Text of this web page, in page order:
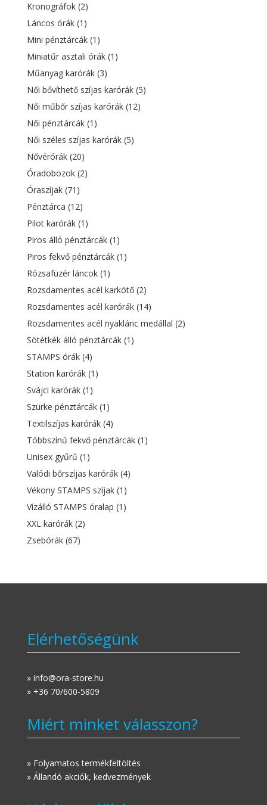
Kronográfok (2)
Láncos órák (1)
Mini pénztárcák (1)
Miniatűr asztali órák (1)
Műanyag karórák (3)
Női bővíthető szíjas karórák (5)
Női műbőr szíjas karórák (12)
Női pénztárcák (1)
Női széles szíjas karórák (5)
Nővérórák (20)
Óradobozok (2)
Óraszíjak (71)
Pénztárca (12)
Pilot karórák (1)
Piros álló pénztárcák (1)
Piros fekvő pénztárcák (1)
Rózsafüzér láncok (1)
Rozsdamentes acél karkötő (2)
Rozsdamentes acél karórák (14)
Rozsdamentes acél nyaklánc medállal (2)
Sötétkék álló pénztárcák (1)
STAMPS órák (4)
Station karórák (1)
Svájci karórák (1)
Szürke pénztárcák (1)
Textilszíjas karórák (4)
Többszínű fekvő pénztárcák (1)
Unisex gyűrű (1)
Valódi bőrszíjas karórák (4)
Vékony STAMPS szíjak (1)
Vízálló STAMPS óralap (1)
XXL karórák (2)
Zsebórák (67)
Elérhetőségünk
» info@ora-store.hu
» +36 70/600-5809
Miért minket válasszon?
» Folyamatos termékfeltöltés
» Állandó akciók, kedvezmények